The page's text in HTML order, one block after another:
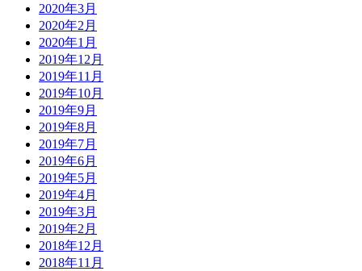
2020年3月
2020年2月
2020年1月
2019年12月
2019年11月
2019年10月
2019年9月
2019年8月
2019年7月
2019年6月
2019年5月
2019年4月
2019年3月
2019年2月
2018年12月
2018年11月